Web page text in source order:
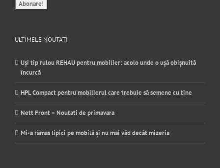
ULTIMELE NOUTATI
Uși tip rulou REHAU pentru mobilier: acolo unde o ușă obișnuită
încurcă
HPL Compact pentru mobilierul care trebuie să semene cu tine
Nett Front – Noutati de primavara
Mi-a rămas lipici pe mobilă și nu mai văd decât mizeria